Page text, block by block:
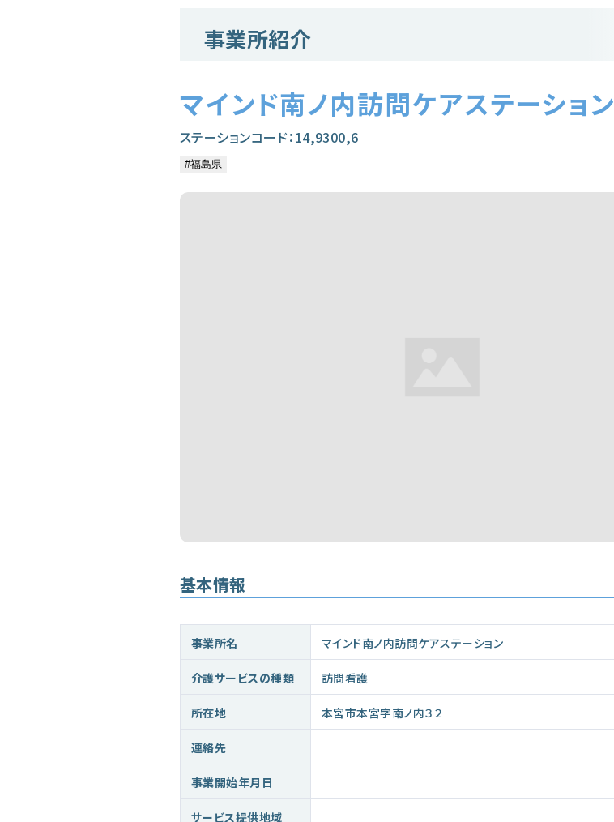
事業所紹介
マインド南ノ内訪問ケアステーション
ステーションコード：14,9300,6
基本情報
事業所名 マインド南ノ内訪問ケアステーション
介護サービスの種類 訪問看護
所在地 本宮市本宮字南ノ内３２
連絡先
事業開始年月日
サービス提供地域